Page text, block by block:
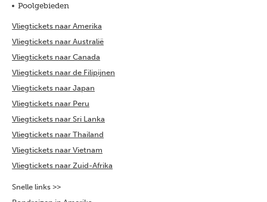
Poolgebieden
Vliegtickets naar Amerika
Vliegtickets naar Australië
Vliegtickets naar Canada
Vliegtickets naar de Filipijnen
Vliegtickets naar Japan
Vliegtickets naar Peru
Vliegtickets naar Sri Lanka
Vliegtickets naar Thailand
Vliegtickets naar Vietnam
Vliegtickets naar Zuid-Afrika
Snelle links >>